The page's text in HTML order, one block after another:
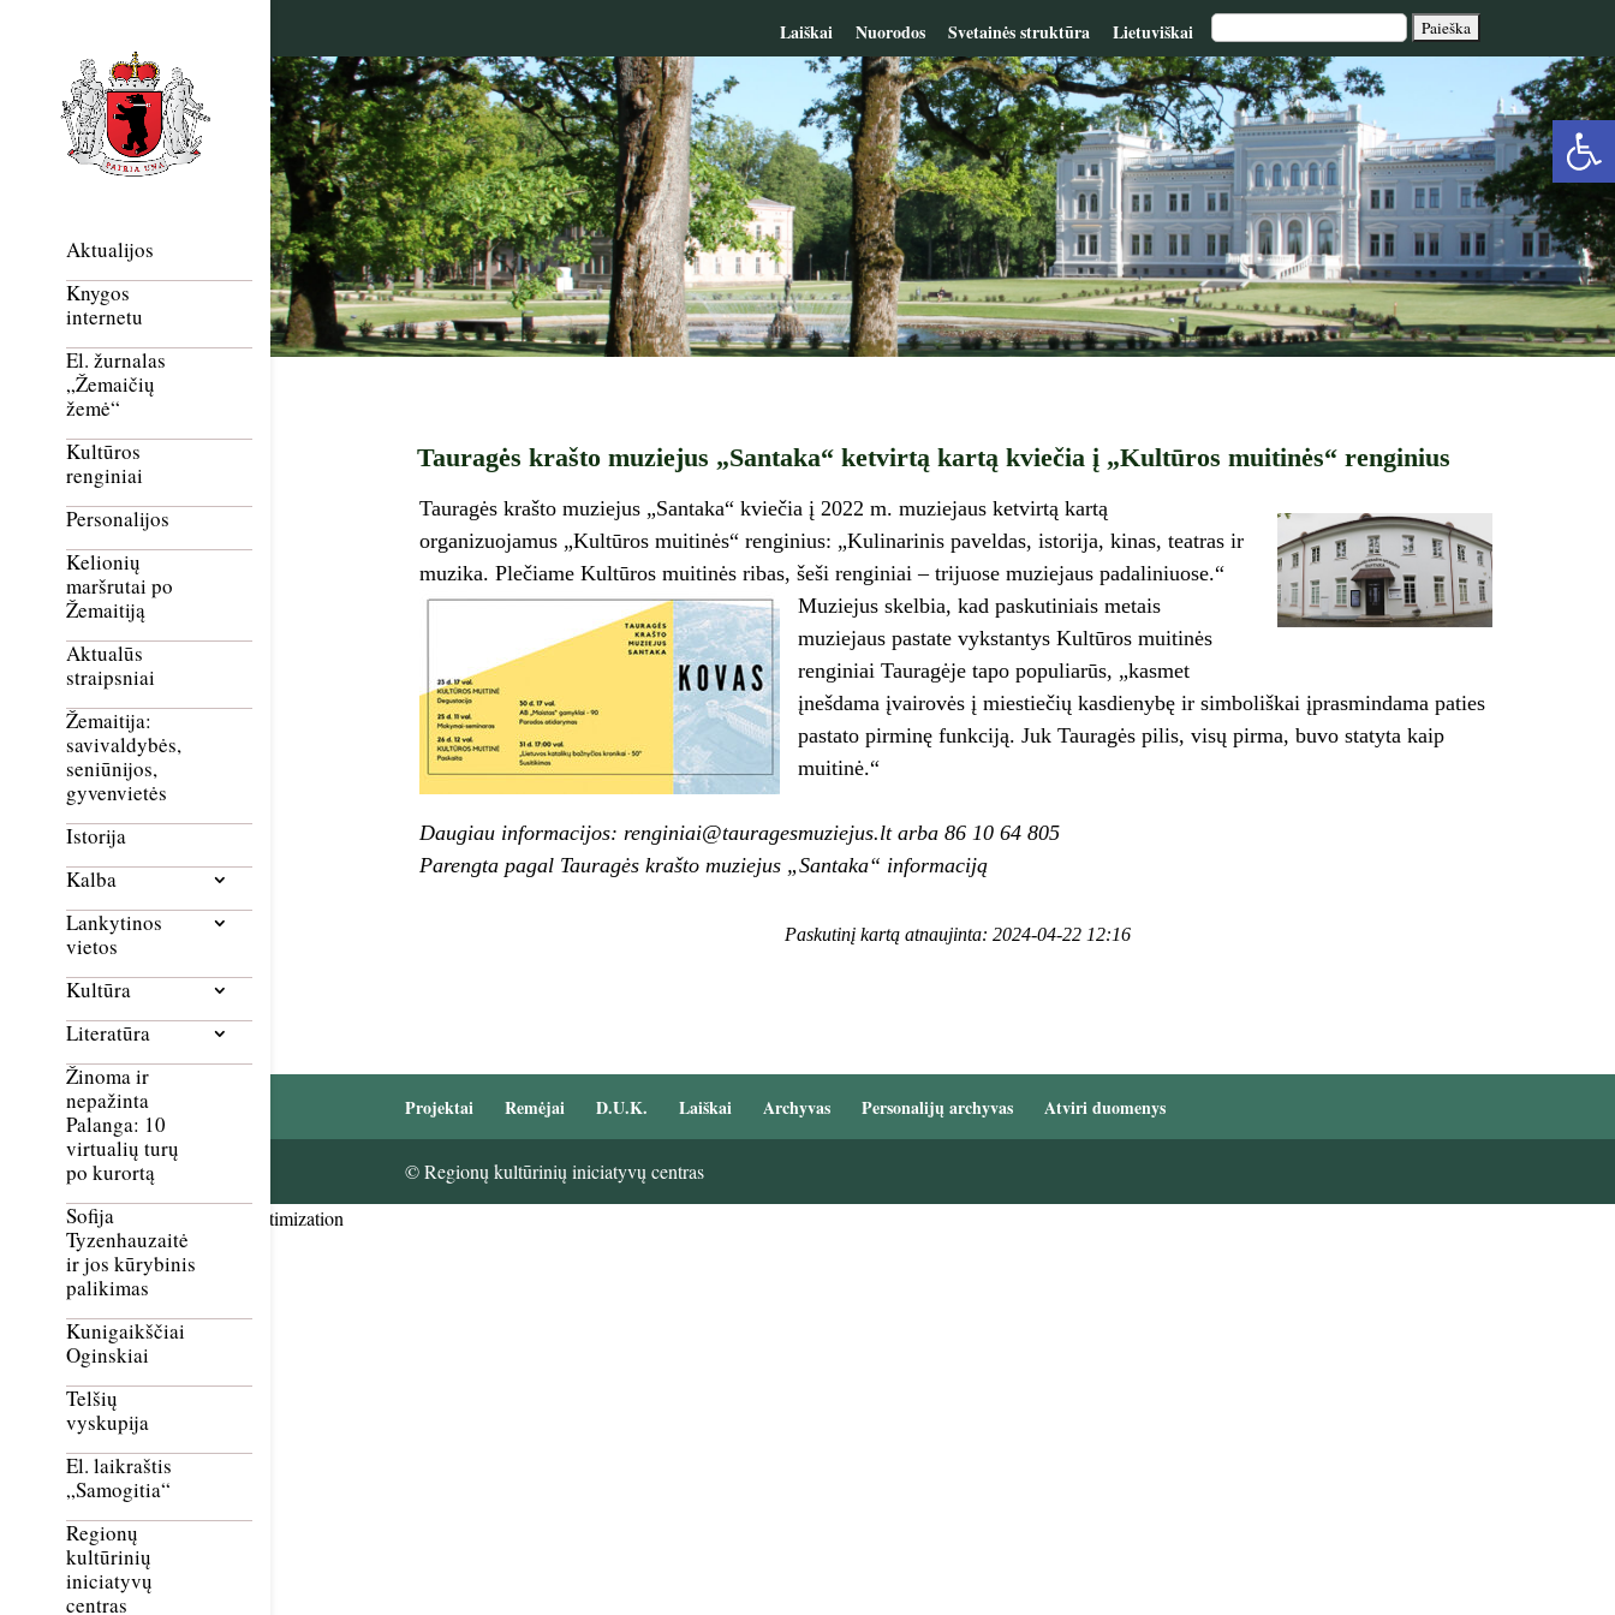
Laiškai Nuorodos Svetainės struktūra Lietuviškai
Aktualijos
Knygos
internetu
El. žurnalas
„Žemaičių
žemė“
Kultūros
renginiai
Personalijos
Kelionių
maršrutai po
Žemaitiją
Aktualūs
straipsniai
Žemaitija:
savivaldybės,
seniūnijos,
gyvenvietės
Istorija
Kalba
Lankytinos
vietos
Kultūra
Literatūra
Žinoma ir
nepažinta
Palanga: 10
virtualių turų
po kurortą
Sofija
Tyzenhauzaitė
ir jos kūrybinis
palikimas
Kunigaikščiai
Oginskiai
Telšių
vyskupija
El. laikraštis
„Samogitia“
Regionų
kultūrinių
iniciatyvų
centras
Tauragės krašto muziejus „Santaka“ ketvirtą kartą kviečia į „Kultūros muitinės“ renginius
Tauragės krašto muziejus „Santaka“ kviečia į 2022 m. muziejaus ketvirtą kartą
organizuojamus „Kultūros muitinės“ renginius: „Kulinarinis paveldas, istorija, kinas, teatras ir
muzika. Plečiame Kultūros muitinės ribas, šeši renginiai – trijuose muziejaus padaliniuose.“
Muziejus skelbia, kad paskutiniais metais
muziejaus pastate vykstantys Kultūros muitinės
renginiai Tauragėje tapo populiarūs, „kasmet
įnešdama įvairovės į miestiečių kasdienybę ir simboliškai įprasmindama paties
pastato pirminę funkciją. Juk Tauragės pilis, visų pirma, buvo statyta kaip
muitinė.“
Daugiau informacijos: renginiai@tauragesmuziejus.lt arba 86 10 64 805
Parengta pagal Tauragės krašto muziejus „Santaka“ informaciją
Paskutinį kartą atnaujinta: 2024-04-22 12:16
Projektai Remėjai D.U.K. Laiškai Archyvas Personalijų archyvas Atviri duomenys
© Regionų kultūrinių iniciatyvų centras
Smush Image Compression and Optimization